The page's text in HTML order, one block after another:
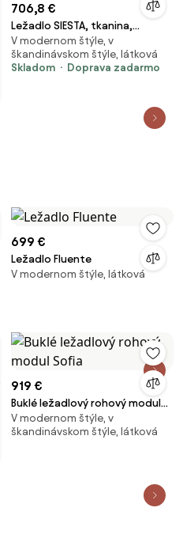
706,8 €
Ležadlo SIESTA, tkanina,
šedohnedá
V modernom štýle, v
škandinávskom štýle, látková
Skladom
Doprava zadarmo
699 €
Ležadlo Fluente
V modernom štýle, látková
919 €
Buklé ležadlový rohový modul
Sofia
V modernom štýle, v
škandinávskom štýle, látková